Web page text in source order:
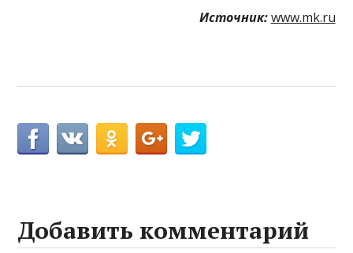
Источник: www.mk.ru
Добавить комментарий